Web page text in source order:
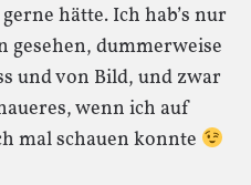
hätte. Ich hab’s nur
gesehen, dummerweise
und von Bild, und zwar
wenn ich auf
mal schauen konnte